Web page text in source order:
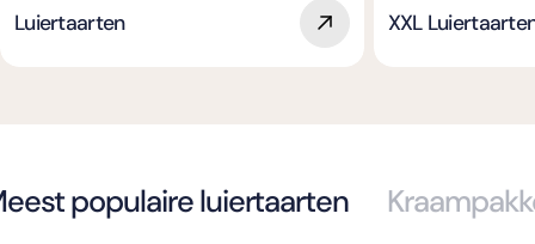
Luiertaarten XXL
populaire luiertaarten